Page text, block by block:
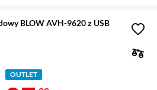
BLOW AVH-9620 z USB
OUTLET